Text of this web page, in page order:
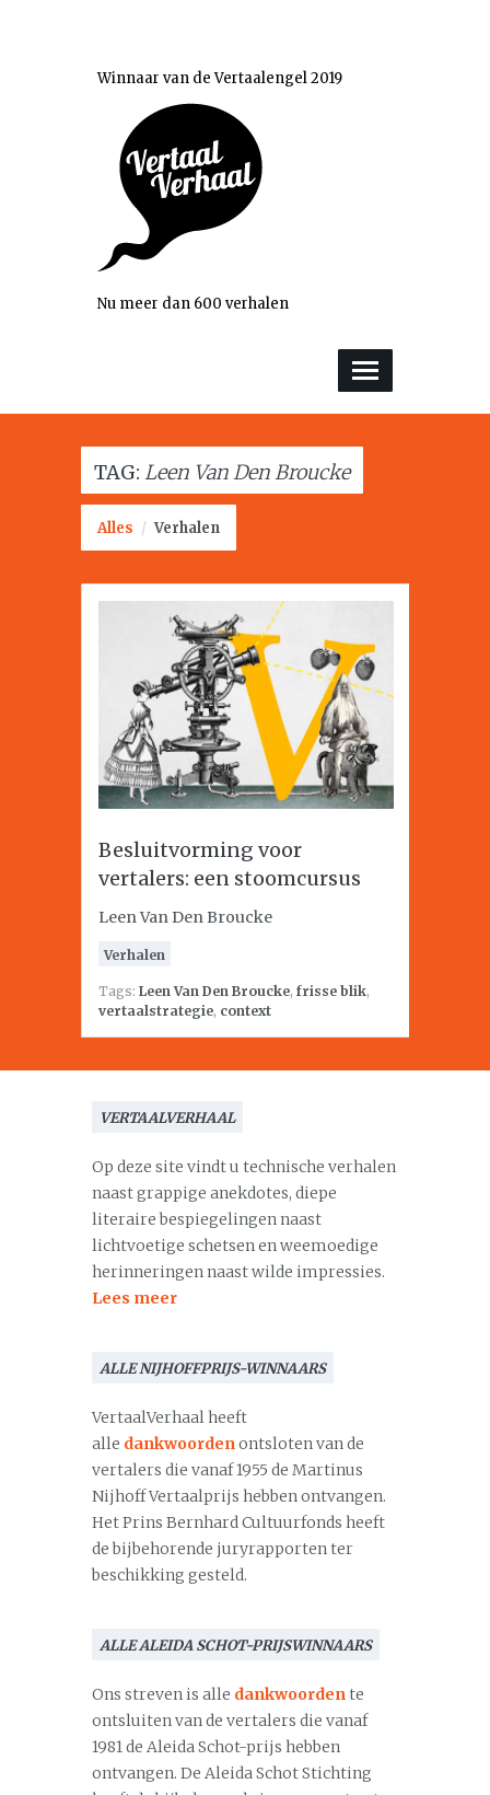
Winnaar van de Vertaalengel 2019
Nu meer dan 600 verhalen
TAG: Leen Van Den Broucke
Alles / Verhalen
Besluitvorming voor
vertalers: een stoomcursus
Leen Van Den Broucke
Verhalen
Tags: Leen Van Den Broucke, frisse blik,
vertaalstrategie, context
VERTAALVERHAAL
Op deze site vindt u technische verhalen
naast grappige anekdotes, diepe
literaire bespiegelingen naast
lichtvoetige schetsen en weemoedige
herinneringen naast wilde impressies.
Lees meer
ALLE NIJHOFFPRIJS-WINNAARS
VertaalVerhaal heeft
alle dankwoordenontsloten van de
vertalers die vanaf 1955 de Martinus
Nijhoff Vertaalprijs hebben ontvangen.
Het Prins Bernhard Cultuurfonds heeft
de bijbehorende juryrapporten ter
beschikking gesteld.
ALLE ALEIDA SCHOT-PRIJSWINNAARS
Ons streven is alle dankwoordente
ontsluiten van de vertalers die vanaf
1981 de Aleida Schot-prijs hebben
ontvangen. De Aleida Schot Stichting